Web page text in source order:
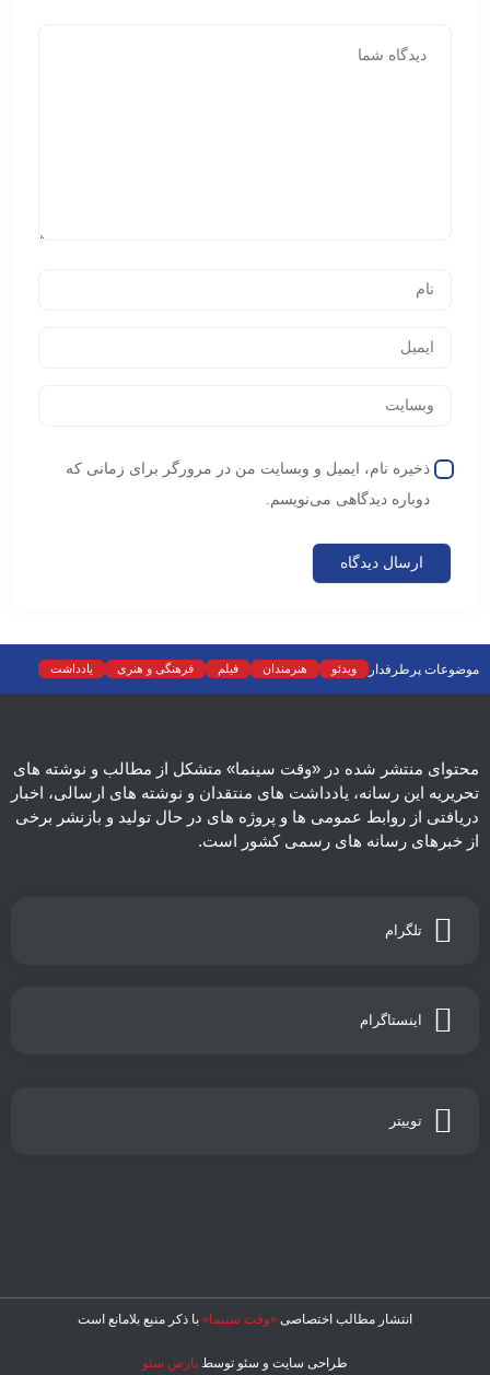
ذخیره نام، ایمیل و وبسایت من در مرورگر برای زمانی که
دوباره دیدگاهی می‌نویسم.
موضوعات پرطرفدار ویدئو هنرمندان فیلم فرهنگی و هنری
یادداشت
نمایش خانگی
نقد موسیقی سینما رادیو و تلویزیون تجسمی
تئاتر
محتوای منتشر شده در «وقت سینما» متشکل از مطالب و نوشته های
تحریریه این رسانه، یادداشت های منتقدان و نوشته های ارسالی، اخبار
دریافتی از روابط عمومی ها و پروژه های در حال تولید و بازنشر برخی
از خبرهای رسانه های رسمی کشور است.
تلگرام
اینستاگرام
توییتر
انتشار مطالب اختصاصی «وقت سینما» با ذکر منبع بلامانع است
طراحی سایت و سئو توسط پارس سئو